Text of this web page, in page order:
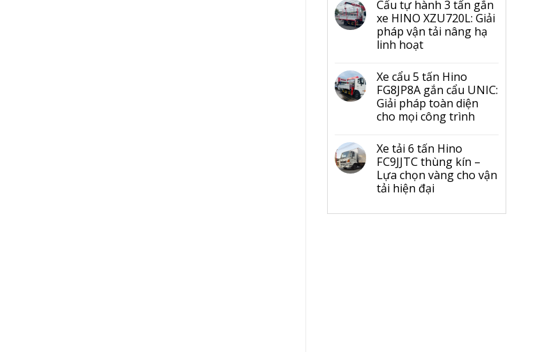
Cẩu tự hành 3 tấn gắn
xe HINO XZU720L: Giải
pháp vận tải nâng hạ
linh hoạt
Xe cẩu 5 tấn Hino
FG8JP8A gắn cẩu UNIC:
Giải pháp toàn diện
cho mọi công trình
Xe tải 6 tấn Hino
FC9JJTC thùng kín –
Lựa chọn vàng cho vận
tải hiện đại